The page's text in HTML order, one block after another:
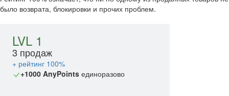
было возврата, блокировки и прочих проблем.
LVL 1
3 продаж
+ рейтинг 100%
+1000 AnyPoints единоразово